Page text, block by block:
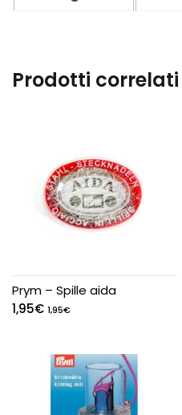
Prodotti correlati
Prym – Spille aida
1,95€ 1,95€